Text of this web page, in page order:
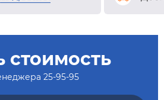
стоимость
25-95-95